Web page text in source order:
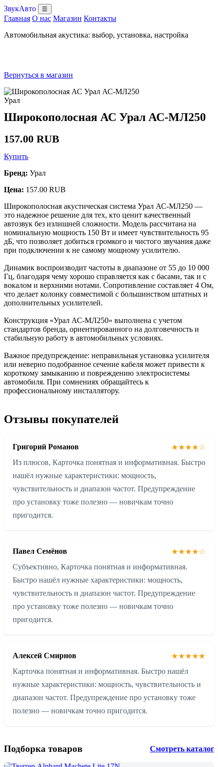
ЗвукАвто ☰
Главная О нас Магазин Контакты
Автомобильная акустика: выбор, установка, настройка
Вернуться в магазин
Урал
Широкополосная АС Урал АС-МЛ250
157.00 RUB
Купить
Бренд: Урал
Цена: 157.00 RUB
Широкополосная акустическая система Урал АС-МЛ250 —
это надежное решение для тех, кто ценит качественный
автозвук без излишней сложности. Модель рассчитана на
номинальную мощность 150 Вт и имеет чувствительность 95
дБ, что позволяет добиться громкого и чистого звучания даже
при подключении к не самому мощному усилителю.
Динамик воспроизводит частоты в диапазоне от 55 до 10 000
Гц, благодаря чему хорошо справляется как с басами, так и с
вокалом и верхними нотами. Сопротивление составляет 4 Ом,
что делает колонку совместимой с большинством штатных и
дополнительных усилителей.
Конструкция «Урал АС-МЛ250» выполнена с учетом
стандартов бренда, ориентированного на долговечность и
стабильную работу в автомобильных условиях.
Важное предупреждение: неправильная установка усилителя
или неверно подобранное сечение кабеля может привести к
короткому замыканию и повреждению электросистемы
автомобиля. При сомнениях обращайтесь к
профессиональному инсталлятору.
Отзывы покупателей
Григорий Романов
★★★★☆
Из плюсов, Карточка понятная и информативная. Быстро
нашёл нужные характеристики: мощность,
чувствительность и диапазон частот. Предупреждение
про установку тоже полезно — новичкам точно
пригодится.
Павел Семёнов
★★★★☆
Субъективно, Карточка понятная и информативная.
Быстро нашёл нужные характеристики: мощность,
чувствительность и диапазон частот. Предупреждение
про установку тоже полезно — новичкам точно
пригодится.
Алексей Смирнов
★★★★★
Карточка понятная и информативная. Быстро нашёл
нужные характеристики: мощность, чувствительность и
диапазон частот. Предупреждение про установку тоже
полезно — новичкам точно пригодится.
Подборка товаров Смотреть каталог